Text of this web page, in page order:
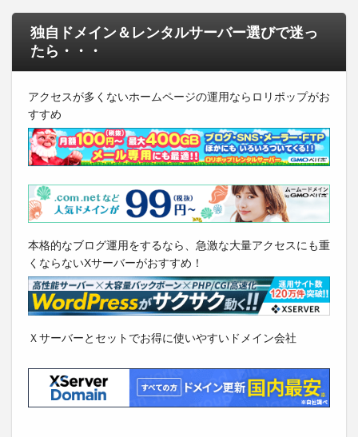
独自ドメイン＆レンタルサーバー選びで迷っ
たら・・・
アクセスが多くないホームページの運用ならロリポップがお
すすめ
本格的なブログ運用をするなら、急激な大量アクセスにも重
くならないXサーバーがおすすめ！
Ｘサーバーとセットでお得に使いやすいドメイン会社